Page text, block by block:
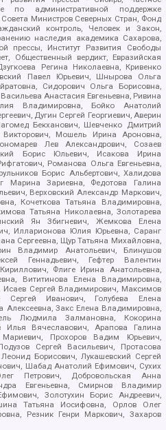
по административной поддержке
Министров Северных Стран, Фонд
контроль, Человек и Закон,
наследия академика Сахарова,
прессы, Институт Развития Свободы
Общественный вердикт, Евразийская
Регина Николаевна, Кривенко
Павел Юрьевич, Шнырова Ольга
Сидорович Ольга Борисовна,
Анастасия Евгеньевна, Ривина
Владимировна, Бойко Анатолий
Дугин Сергей Георгиевич, Аверин
Бекханович, Шевченко Дмитрий
Мошель Ирина Ароновна,
Лев Александрович, Созаев
Борис Юльевич, Исакова Ирина
Романова Ольга Евгеньевна,
Борис Альбертович, Халидова
Марина Зариевна, Федотова Галина
Верховский Александр Маркович,
Кочеткова Татьяна Владимировна,
Татьяна Николаевна, Золотарева
Ян Збигневич, Жемкова Елена
Илларионова Юлия Юрьевна, Саранг
Сергеевна, Щур Татьяна Михайловна,
Владимир Анатольевич, Блинушов
Геннадьевич, Гефтер Валентин
Флиге Ирина Анатольевна,
Вититинова Елена Владимировна,
Исаев Сергей Владимирович, Максимов
Сергей Иванович, Голубева Елена
Алексеевна, Закс Елена Владимировна,
Людмила Залмановна, Кокорина
Илья Вячеславович, Арапова Галина
Прохоров Вадим Юрьевич,
Сергей Васильевич, Протасова
Борисович, Лукашевский Сергей
Шабад Анатолий Ефимович, Сухих
Петрович, Добровольская Анна
Евгеньевна, Смирнов Владимир
Золотухин Борис Андреевич,
Татьяна Иосифовна, Орлов Олег
Резник Генри Маркович, Захаров